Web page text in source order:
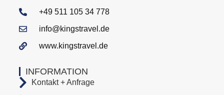
INFORMATION
Kontakt + Anfrage
+49 511 105 34 778
info@kingstravel.de
www.kingstravel.de